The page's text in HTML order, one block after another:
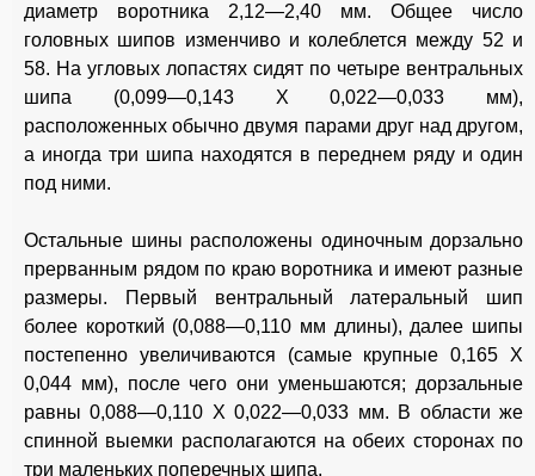
диаметр воротника 2,12—2,40 мм. Общее число
головных шипов изменчиво и колеблется между 52 и
58. На угловых лопастях сидят по четыре вентральных
шипа (0,099—0,143 X 0,022—0,033 мм),
расположенных обычно двумя парами друг над другом,
а иногда три шипа находятся в переднем ряду и один
под ними.
Остальные шины расположены одиночным дорзально
прерванным рядом по краю воротника и имеют разные
размеры. Первый вентральный латеральный шип
более короткий (0,088—0,110 мм длины), далее шипы
постепенно увеличиваются (самые крупные 0,165 X
0,044 мм), после чего они уменьшаются; дорзальные
равны 0,088—0,110 X 0,022—0,033 мм. В области же
спинной выемки располагаются на обеих сторонах по
три маленьких поперечных шипа.